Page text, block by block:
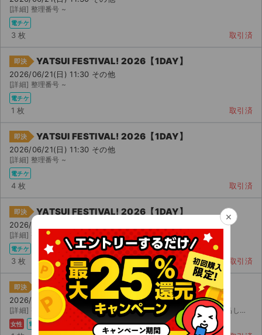
[詳細] 整理番号 ~
電チケ
3 枚 取引済
即決 YATSUI FESTIVAL! 2026【1DAY】
2026/06/21(日) 11:30 その他
[詳細] 整理番号 ~
電チケ
1 枚 取引済
即決 YATSUI FESTIVAL! 2026【1DAY】
2026/06/21(日) 11:30 その他
[詳細] 整理番号 ~
電チケ
4 枚 取引済
即決 YATSUI FESTIVAL! 2026【1DAY】
2026/06/21(日) 11:30 その他
[詳細] 整理番号 ~
電チケ
3 枚 取引済
即決 YATSUI FESTIVAL! 2026【1DAY】
2026/06/21(日) 11:30 その他
[詳細] 整理番号 番台（ 〜 番） チケットが重複してしまったので出品します。イープラ...
女性 電チケ
×